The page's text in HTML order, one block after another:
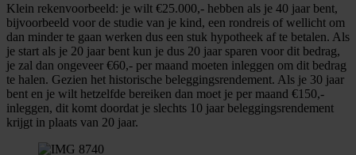
Klein rekenvoorbeeld: je wilt €25.000,- hebben als je 40 jaar bent,
bijvoorbeeld voor de studie van je kind, een rondreis of wellicht om
dan minder te gaan werken dus een stuk hypotheek af te betalen. Als
je start als je 20 jaar bent kun je dus 20 jaar sparen voor dit bedrag,
je zal dan ongeveer €60,- per maand moeten inleggen om dit bedrag
te halen. Gezien het historische beleggingsrendement. Als je 30 jaar
bent en je wilt hetzelfde bereiken dan moet je per maand €150,-
inleggen, dit komt doordat je slechts 10 jaar beleggingsrendement
krijgt in plaats van 20 jaar.